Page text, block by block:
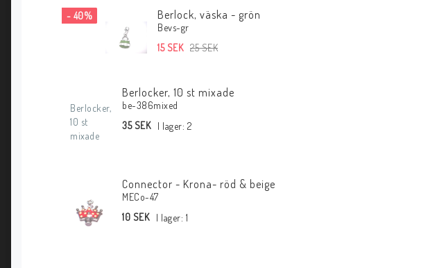
- 40% Berlock, väska - grön
Bevs-gr
25 SEK
15 SEK
Berlocker,
10 st
mixade
Berlocker, 10 st mixade
be-386mixed
35 SEK
I lager: 2
Connector - Krona- röd & beige
MECo-47
10 SEK
I lager: 1